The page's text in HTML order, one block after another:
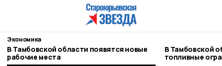
Экономика
В Тамбовской области появятся новые
рабочие места
В Тамбовской
топливные